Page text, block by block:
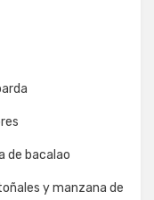
de bacalao
y manzana de